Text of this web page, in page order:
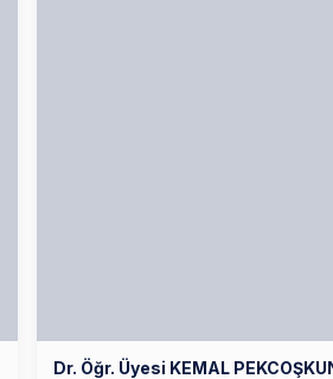
Dr. Öğr. Üyesi KEMAL